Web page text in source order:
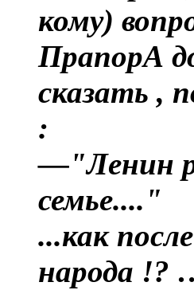
кому)
ПрапорА
сказать ,
:
—"Ленин
семье...."
...как
народа !?